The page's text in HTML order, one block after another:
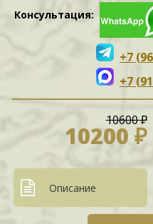
Консультация:
+7
+7
10600 ₽
10200 ₽
Описание